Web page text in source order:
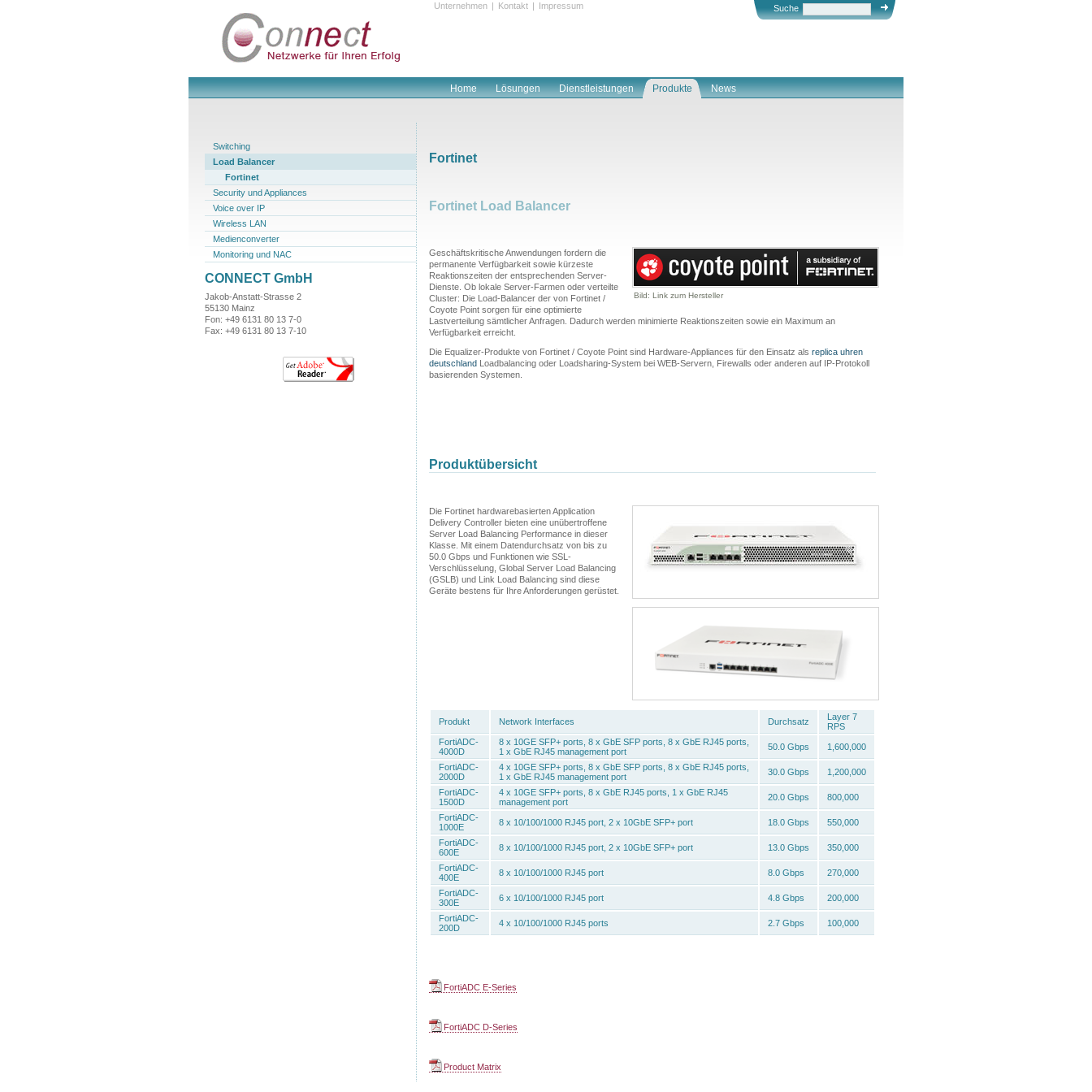
Fortinet
Fortinet Load Balancer
Bild: Link zum Hersteller
Geschäftskritische Anwendungen fordern die
permanente Verfügbarkeit sowie kürzeste
Reaktionszeiten der entsprechenden Server-
Dienste. Ob lokale Server-Farmen oder verteilte
Cluster: Die Load-Balancer der von Fortinet /
Coyote Point sorgen für eine optimierte
Lastverteilung sämtlicher Anfragen. Dadurch werden minimierte Reaktionszeiten sowie ein Maximum an
Verfügbarkeit erreicht.
Die Equalizer-Produkte von Fortinet / Coyote Point sind Hardware-Appliances für den Einsatz als replica uhren
deutschland Loadbalancing oder Loadsharing-System bei WEB-Servern, Firewalls oder anderen auf IP-Protokoll
basierenden Systemen.
Produktübersicht
Die Fortinet hardwarebasierten Application
Delivery Controller bieten eine unübertroffene
Server Load Balancing Performance in dieser
Klasse. Mit einem Datendurchsatz von bis zu
50.0 Gbps und Funktionen wie SSL-
Verschlüsselung, Global Server Load Balancing
(GSLB) und Link Load Balancing sind diese
Geräte bestens für Ihre Anforderungen gerüstet.
Produkt Network Interfaces Durchsatz
Layer 7
RPS
FortiADC-
4000D
8 x 10GE SFP+ ports, 8 x GbE SFP ports, 8 x GbE RJ45 ports,
1 x GbE RJ45 management port
50.0 Gbps 1,600,000
FortiADC-
2000D
4 x 10GE SFP+ ports, 8 x GbE SFP ports, 8 x GbE RJ45 ports,
1 x GbE RJ45 management port
30.0 Gbps 1,200,000
FortiADC-
1500D
4 x 10GE SFP+ ports, 8 x GbE RJ45 ports, 1 x GbE RJ45
management port
20.0 Gbps 800,000
FortiADC-
1000E
8 x 10/100/1000 RJ45 port, 2 x 10GbE SFP+ port 18.0 Gbps 550,000
FortiADC-
600E
8 x 10/100/1000 RJ45 port, 2 x 10GbE SFP+ port 13.0 Gbps 350,000
FortiADC-
400E
8 x 10/100/1000 RJ45 port 8.0 Gbps 270,000
FortiADC-
300E
6 x 10/100/1000 RJ45 port 4.8 Gbps 200,000
FortiADC-
200D
4 x 10/100/1000 RJ45 ports 2.7 Gbps 100,000
FortiADC E-Series
FortiADC D-Series
Product Matrix
Switching
Load Balancer
Fortinet
Security und Appliances
Voice over IP
Wireless LAN
Medienconverter
Monitoring und NAC
CONNECT GmbH
Jakob-Anstatt-Strasse 2
55130 Mainz
Fon: +49 6131 80 13 7-0
Fax: +49 6131 80 13 7-10
Unternehmen | Kontakt | Impressum Suche
Home Lösungen Dienstleistungen Produkte News